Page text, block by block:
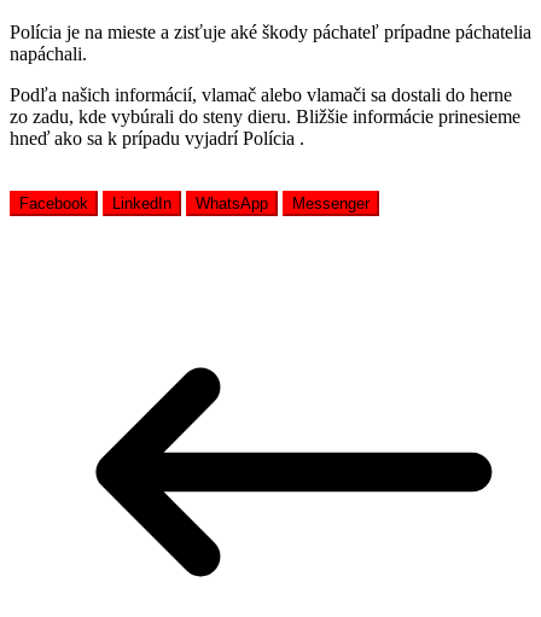
Polícia je na mieste a zisťuje aké škody páchateľ prípadne páchatelia
napáchali.
Podľa našich informácií, vlamač alebo vlamači sa dostali do herne
zo zadu, kde vybúrali do steny dieru. Bližšie informácie prinesieme
hneď ako sa k prípadu vyjadrí Polícia .
Facebook LinkedIn WhatsApp Messenger